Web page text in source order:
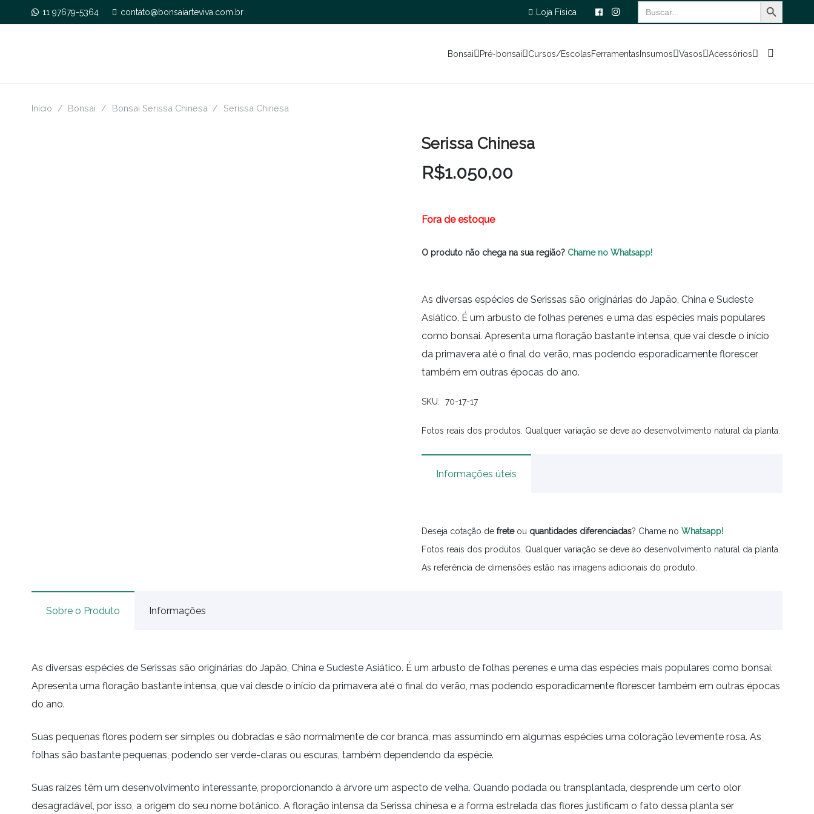
11 97679-5364 contato@bonsaiarteviva.com.br Loja Física
Search
for:
Bonsai Pré-bonsai Cursos/EscolasFerramentasInsumos Vasos Acessórios
Início / Bonsai / Bonsai Serissa Chinesa / Serissa Chinesa
Serissa Chinesa
R$1.050,00
Fora de estoque
O produto não chega na sua região? Chame no Whatsapp!
As diversas espécies de Serissas são originárias do Japão, China e Sudeste
Asiático. É um arbusto de folhas perenes e uma das espécies mais populares
como bonsai. Apresenta uma floração bastante intensa, que vai desde o início
da primavera até o final do verão, mas podendo esporadicamente florescer
também em outras épocas do ano.
SKU: 70-17-17
Fotos reais dos produtos. Qualquer variação se deve ao desenvolvimento natural da planta.
Informações úteis
Deseja cotação de freteou quantidades diferenciadas? Chame no Whatsapp!
Fotos reais dos produtos. Qualquer variação se deve ao desenvolvimento natural da planta.
As referência de dimensões estão nas imagens adicionais do produto.
Sobre o Produto Informações
As diversas espécies de Serissas são originárias do Japão, China e Sudeste Asiático. É um arbusto de folhas perenes e uma das espécies mais populares como bonsai.
Apresenta uma floração bastante intensa, que vai desde o início da primavera até o final do verão, mas podendo esporadicamente florescer também em outras épocas
do ano.
Suas pequenas flores podem ser simples ou dobradas e são normalmente de cor branca, mas assumindo em algumas espécies uma coloração levemente rosa. As
folhas são bastante pequenas, podendo ser verde-claras ou escuras, também dependendo da espécie.
Suas raízes têm um desenvolvimento interessante, proporcionando à árvore um aspecto de velha. Quando podada ou transplantada, desprende um certo olor
desagradável, por isso, a origem do seu nome botânico. A floração intensa da Serissa chinesa e a forma estrelada das flores justificam o fato dessa planta ser